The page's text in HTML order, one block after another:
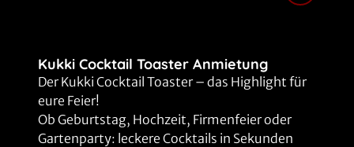
Kukki Cocktail Toaster Anmietung
Der Kukki Cocktail Toaster – das Highlight für
eure Feier!
Ob Geburtstag, Hochzeit, Firmenfeier oder
Gartenparty: leckere Cocktails in Sekunden